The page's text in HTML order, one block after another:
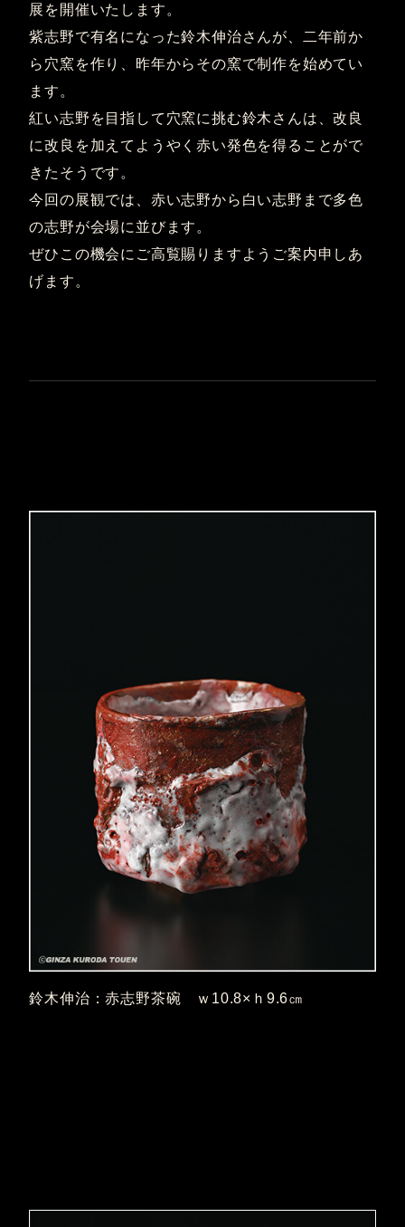
展を開催いたします。
紫志野で有名になった鈴木伸治さんが、二年前か
ら穴窯を作り、昨年からその窯で制作を始めてい
ます。
紅い志野を目指して穴窯に挑む鈴木さんは、改良
に改良を加えてようやく赤い発色を得ることがで
きたそうです。
今回の展観では、赤い志野から白い志野まで多色
の志野が会場に並びます。
ぜひこの機会にご高覧賜りますようご案内申しあ
げます。
鈴木伸治：赤志野茶碗 ｗ10.8×ｈ9.6㎝